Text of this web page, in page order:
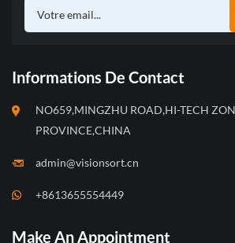
Informations De Contact
NO659,MINGZHU ROAD,HI-TECH
PROVINCE,CHINA
admin@visionsort.cn
+8613655554449
Make An Appointment